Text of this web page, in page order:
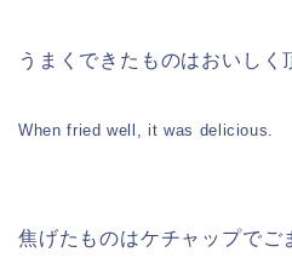
うまくできたものはおいしく
When fried well, it was delicious.
焦げたものはケチャップでご